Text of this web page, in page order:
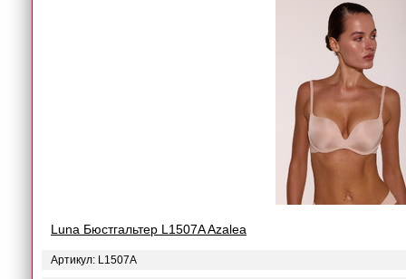
Luna Бюстгальтер L1507A Azalea
Артикул: L1507A